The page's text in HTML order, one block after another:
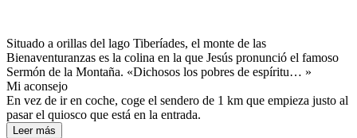
Situado a orillas del lago Tiberíades, el monte de las
Bienaventuranzas es la colina en la que Jesús pronunció el famoso
Sermón de la Montaña. «Dichosos los pobres de espíritu… » ​
Mi aconsejo
En vez de ir en coche, coge el sendero de 1 km que empieza justo al
pasar el quiosco que está en la entrada.
Leer más